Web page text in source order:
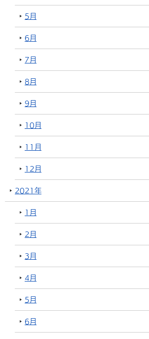
5月
6月
7月
8月
9月
10月
11月
12月
2021年
1月
2月
3月
4月
5月
6月